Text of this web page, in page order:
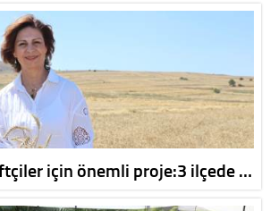
için önemli proje:3 ilçede …